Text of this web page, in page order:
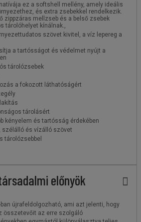
ez a softshell mellény, amely ideális
és extra zsebekkel rendelkezik.
zippzáras mellzseb és a belső zsebek
tárolóhelyet kínálnak.,
szövet kivitel, a víz lepereg a
a tartósságot és védelmet nyújt a
tárolózsebek
a fokozott láthatóságért
tárolásért
kényelem és tartósság érdekében
szélálló és vízálló szövet
tárolózsebbel
előnyök
újrafeldolgozható, ami azt jelenti, hogy
összetevőit az erre szolgáló